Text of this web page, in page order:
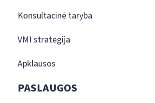
Konsultacinė taryba
VMI strategija
Apklausos
PASLAUGOS